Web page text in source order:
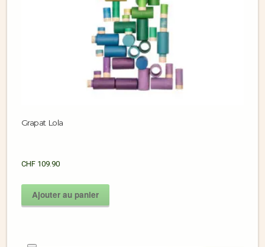
Grapat Lola
CHF 109.90
Ajouter au panier